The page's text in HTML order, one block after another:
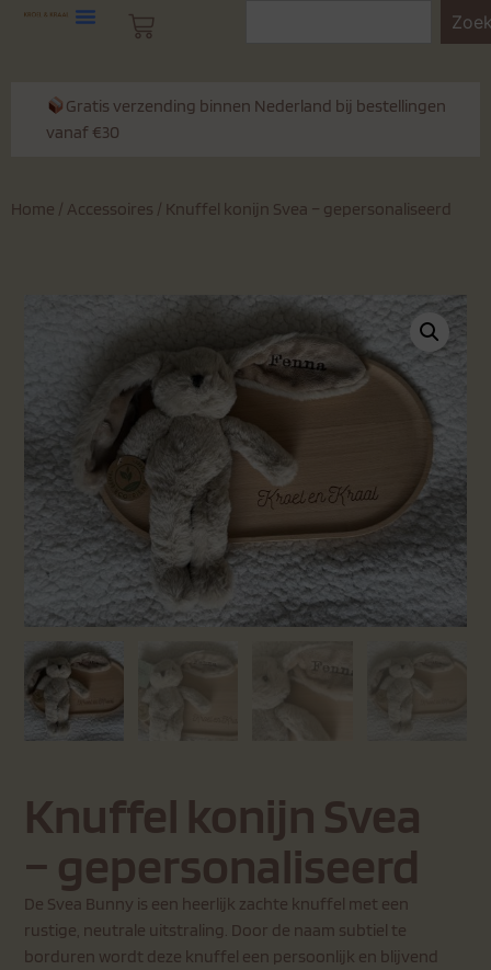
Gratis verzending binnen Nederland bij bestellingen
vanaf €30
Home / Accessoires / Knuffel konijn Svea – gepersonaliseerd
Knuffel konijn Svea
– gepersonaliseerd
De Svea Bunny is een heerlijk zachte knuffel met een
rustige, neutrale uitstraling. Door de naam subtiel te
borduren wordt deze knuffel een persoonlijk en blijvend